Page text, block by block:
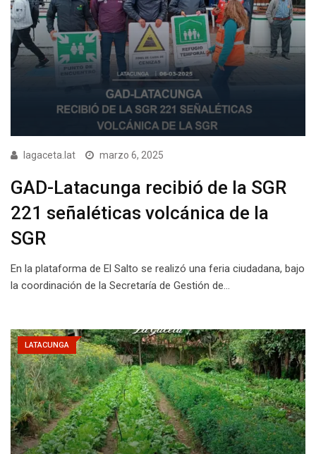
lagaceta.lat marzo 6, 2025
GAD-Latacunga recibió de la SGR
221 señaléticas volcánica de la
SGR
En la plataforma de El Salto se realizó una feria ciudadana, bajo
la coordinación de la Secretaría de Gestión de…
LATACUNGA